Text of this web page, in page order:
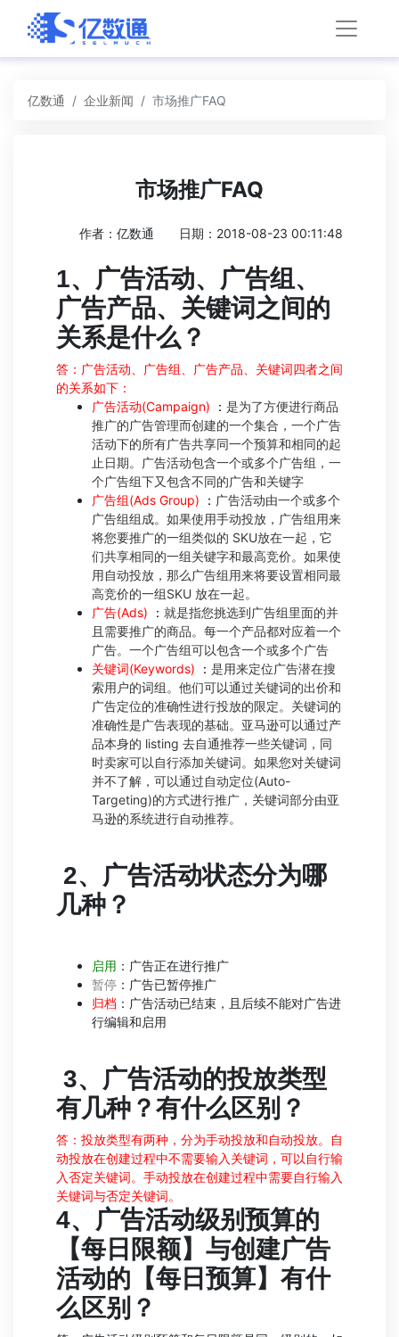
亿数通 企业新闻 市场推广FAQ
市场推广FAQ
作者：亿数通 日期：2018-08-23 00:11:48
1、广告活动、广告组、
广告产品、关键词之间的
关系是什么？
答：广告活动、广告组、广告产品、关键词四者之间
的关系如下：
广告活动(Campaign)
： 是为了方便进行商品
推广的广告管理而创建的一个集合，一个广告
活动下的所有广告共享同一个预算和相同的起
止日期。广告活动包含一个或多个广告组，一
个广告组下又包含不同的广告和关键字
广告组(Ads Group)
： 广告活动由一个或多个
广告组组成。如果使用手动投放，广告组用来
将您要推广的一组类似的 SKU放在一起，它
们共享相同的一组关键字和最高竞价。如果使
用自动投放，那么广告组用来将要设置相同最
高竞价的一组SKU 放在一起。
广告(Ads)
： 就是指您挑选到广告组里面的并
且需要推广的商品。每一个产品都对应着一个
广告。一个广告组可以包含一个或多个广告
关键词(Keywords)
： 是用来定位广告潜在搜
索用户的词组。他们可以通过关键词的出价和
广告定位的准确性进行投放的限定。关键词的
准确性是广告表现的基础。亚马逊可以通过产
品本身的 listing 去自通推荐一些关键词，同
时卖家可以自行添加关键词。如果您对关键词
并不了解，可以通过自动定位(Auto-
Targeting)的方式进行推广，关键词部分由亚
马逊的系统进行自动推荐。
2、 广告活动状态分为哪
几种？
启用 ：广告正在进行推广
暂停 ：广告已暂停推广
归档 ：广告活动已结束，且后续不能对广告进
行编辑和启用
3、 广告活动的投放类型
有几种？有什么区别？
答：投放类型有两种，分为手动投放和自动投放。自
动投放在创建过程中不需要输入关键词，可以自行输
入否定关键词。手动投放在创建过程中需要自行输入
关键词与否定关键词。
4、广告活动级别预算的
【每日限额】 与创建广告
活动的 【每日预算】 有什
么区别？